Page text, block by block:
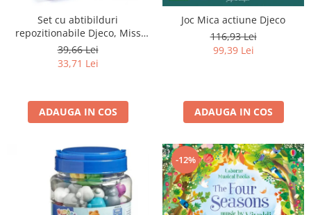
Set cu abtibilduri
repozitionabile Djeco, Miss
Lilyruby
39,66 Lei
33,71 Lei
ADAUGA IN COS
Joc Mica actiune Djeco
116,93 Lei
99,39 Lei
ADAUGA IN COS
-12%